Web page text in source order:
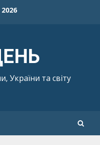
України та світу